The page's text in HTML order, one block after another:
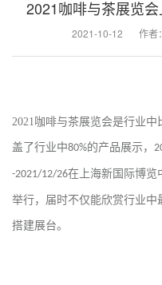
2021咖啡与茶展览
2021-10-12 作者
2021咖啡与茶展览会是行业
盖了行业中80%的产品展示，
-2021/12/26在上海新国际博览
举行，届时不仅能欣赏行业
搭建展台。